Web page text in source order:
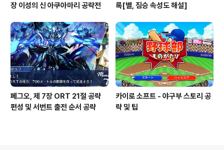
장 이성의 신 아쿠아마리 공략전
록[별, 짐승 속성도 해설]
페그오, 제 7장 ORT 21절 공략
편성 및 서번트 출전 순서 공략
카이로 소프트 - 야구부 스토리 공
략 및 팁